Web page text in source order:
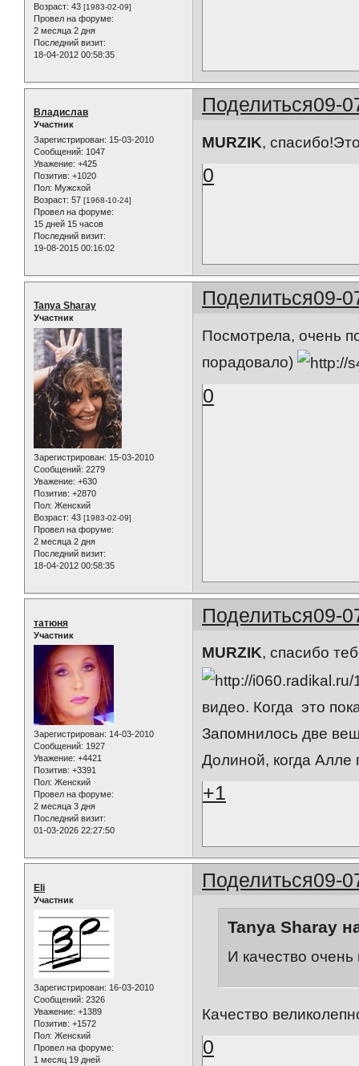
Возраст: 43 [1983-02-09]
Провел на форуме:
2 месяца 2 дня
Последний визит:
18-04-2012 00:58:35
Поделиться09-
Владислав
Участник
Зарегистрирован: 15-03-2010
Сообщений: 1047
Уважение: +425
Позитив: +1020
Пол: Мужской
Возраст: 57 [1968-10-24]
Провел на форуме:
15 дней 15 часов
Последний визит:
19-08-2015 00:16:02
MURZIK,
0
Поделиться09-
Tanya Sharay
Участник
Зарегистрирован: 15-03-2010
Сообщений: 2279
Уважение: +630
Позитив: +2870
Пол: Женский
Возраст: 43 [1983-02-09]
Провел на форуме:
2 месяца 2 дня
Последний визит:
18-04-2012 00:58:35
Посмотрела, очень
порадовало)
0
Поделиться09-
татюня
Участник
Зарегистрирован: 14-03-2010
Сообщений: 1927
Уважение: +4421
Позитив: +3391
Пол: Женский
Провел на форуме:
2 месяца 3 дня
Последний визит:
01-03-2026 22:27:50
MURZIK, спасибо
видео. Когда это
Запомнилось две
Долиной, когда
+1
Поделиться09-
Eli
Участник
Зарегистрирован: 16-03-2010
Сообщений: 2326
Уважение: +1389
Позитив: +1572
Пол: Женский
Провел на форуме:
1 месяц 19 дней
Tanya Sharay
И качество
Качество
0